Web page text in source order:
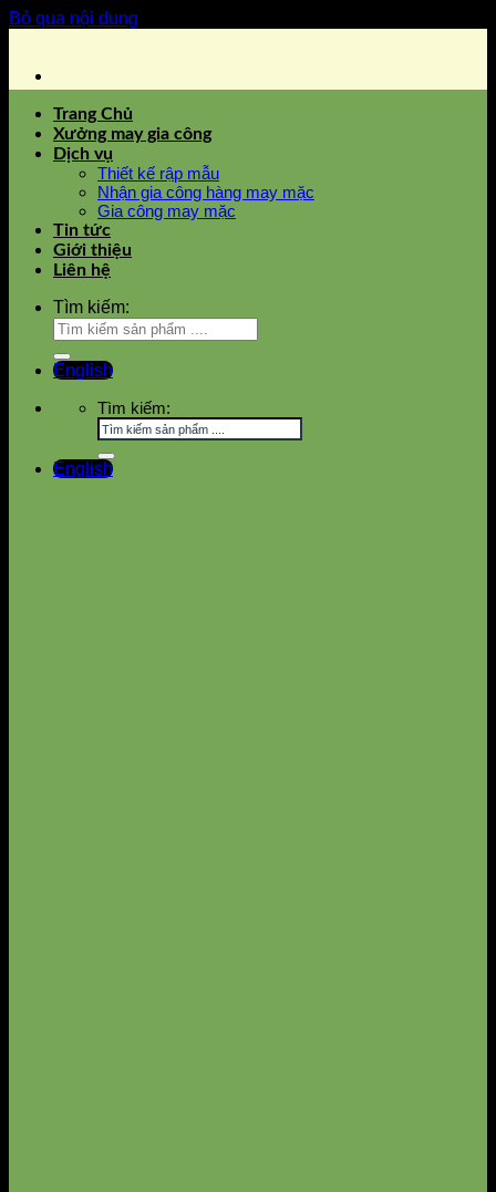
Bỏ qua nội dung
Trang Chủ
Xưởng may gia công
Dịch vụ
Thiết kế rập mẫu
Nhận gia công hàng may mặc
Gia công may mặc
Tin tức
Giới thiệu
Liên hệ
Tìm kiếm:
English
Tìm kiếm:
English